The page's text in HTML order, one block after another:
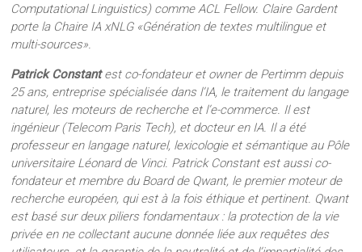
Computational Linguistics) comme ACL Fellow. Claire Gardent
porte la Chaire IA xNLG «Génération de textes multilingue et
multi-sources».
Patrick Constantest co-fondateur et owner de Pertimm depuis
25 ans, entreprise spécialisée dans l’IA, le traitement du langage
naturel, les moteurs de recherche et l’e-commerce. Il est
ingénieur (Telecom Paris Tech), et docteur en IA. Il a été
professeur en langage naturel, lexicologie et sémantique au Pôle
universitaire Léonard de Vinci. Patrick Constant est aussi co-
fondateur et membre du Board de Qwant, le premier moteur de
recherche européen, qui est à la fois éthique et pertinent. Qwant
est basé sur deux piliers fondamentaux : la protection de la vie
privée en ne collectant aucune donnée liée aux requêtes des